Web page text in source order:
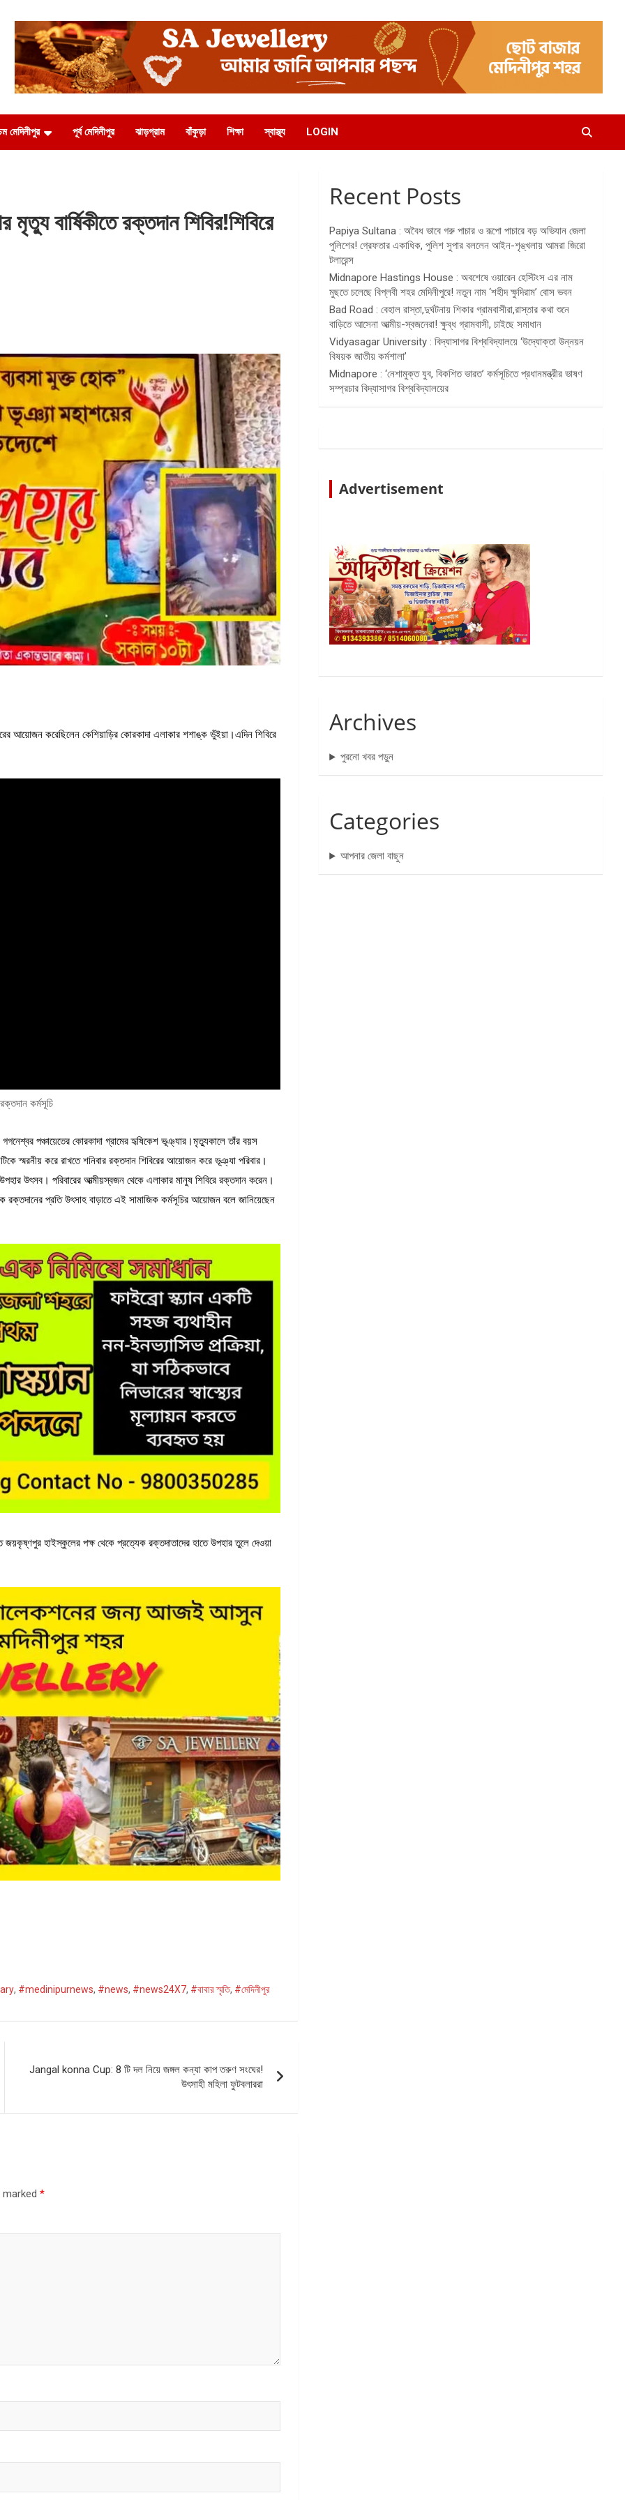
মেদিনীপুর পূর্ব মেদিনীপুর ঝাড়গ্রাম বাঁকুড়া শিক্ষা স্বাস্থ্য LOGIN
রক্তদান শিবির!শিবিরে
আয়োজন করেছিলেন কেশিয়াড়ির কোরকাদা এলাকার শশাঙ্ক ভুঁইয়া।এদিন শিবিরে
কর্মসূচি
পঞ্চায়েতের কোরকাদা গ্রামের হৃষিকেশ ভূঞ্যার।মৃত্যুকালে তাঁর বয়স
স্মরনীয় করে রাখতে শনিবার রক্তদান শিবিরের আয়োজন করে ভূঞ্যা পরিবার।
উৎসব। পরিবারের আত্মীয়স্বজন থেকে এলাকার মানুষ শিবিরে রক্তদান করেন।
প্রতি উৎসাহ বাড়াতে এই সামাজিক কর্মসূচির আয়োজন বলে জানিয়েছেন
জয়কৃষ্ণপুর হাইস্কুলের পক্ষ থেকে প্রত্যেক রক্তদাতাদের হাতে উপহার তুলে দেওয়া
, #medinipurnews, #news, #news24X7, #বাবার স্মৃতি, #মেদিনীপুর
Jangal konna Cup: 8 টি দল নিয়ে জঙ্গল কন্যা কাপ তরুণ সংঘের!
উৎসাহী মহিলা ফুটবলাররা
marked *
Recent Posts
Papiya Sultana : অবৈধ ভাবে গরু পাচার ও রূপো পাচারে বড় অভিযান জেলা
পুলিশের! গ্রেফতার একাধিক, পুলিশ সুপার বললেন আইন-শৃঙ্খলায় আমরা জিরো
টলারেন্স
Midnapore Hastings House : অবশেষে ওয়ারেন হেস্টিংস এর নাম
মুছতে চলেছে বিপ্লবী শহর মেদিনীপুরে! নতুন নাম ‘শহীদ ক্ষুদিরাম’ বোস ভবন
Bad Road : বেহাল রাস্তা,দুর্ঘটনায় শিকার গ্রামবাসীরা,রাস্তার কথা শুনে
বাড়িতে আসেনা আত্মীয়-স্বজনেরা! ক্ষুব্ধ গ্রামবাসী, চাইছে সমাধান
Vidyasagar University : বিদ্যাসাগর বিশ্ববিদ্যালয়ে ‘উদ্যোক্তা উন্নয়ন
বিষয়ক জাতীয় কর্মশালা’
Midnapore : ‘নেশামুক্ত যুব, বিকশিত ভারত’ কর্মসূচিতে প্রধানমন্ত্রীর ভাষণ
সম্প্রচার বিদ্যাসাগর বিশ্ববিদ্যালয়ের
Advertisement
Archives
পুরনো খবর পড়ুন
Categories
আপনার জেলা বাছুন